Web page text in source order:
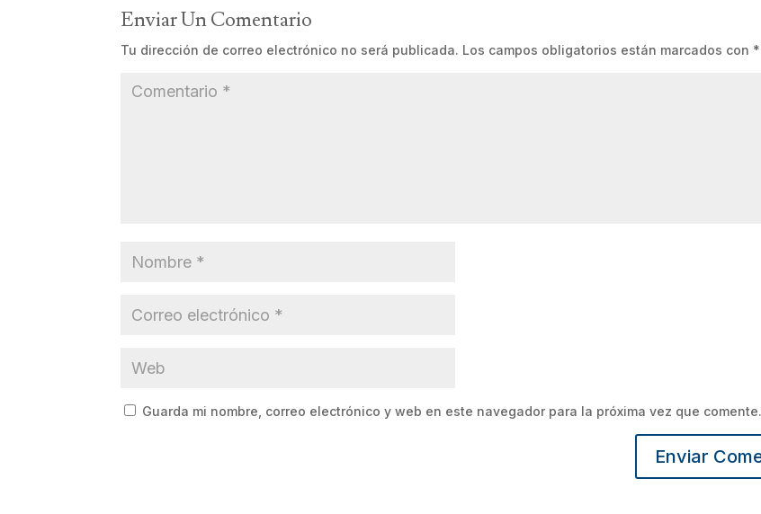
Enviar Un Comentario
Tu dirección de correo electrónico no será publicada. Los campos obligatorios están marcados con *
Guarda mi nombre, correo electrónico y web en este navegador para la próxima vez que comente.